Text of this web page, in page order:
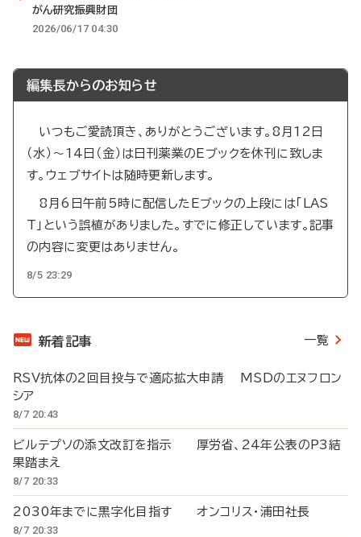
がん研究振興財団
2026/06/17 04:30
編集長からのお知らせ
いつもご愛読頂き、ありがとうございます。8月12日
（水）～14日（金）は日刊薬業のEブックを休刊に致しま
す。ウェブサイトは随時更新します。
8月6日午前5時に配信したEブックの上段には「LAS
T」という誤植がありました。すでに修正しています。記事
の内容に変更はありません。
8/5 23:29
新着記事 一覧
RSV抗体の2回目投与で適応拡大申請 MSDのエヌフロン
シア
8/7 20:43
ビルテプソの添文改訂を指示 厚労省、24年公表のP3結
果踏まえ
8/7 20:33
2030年までに黒字化目指す オンコリス・浦田社長
8/7 20:33